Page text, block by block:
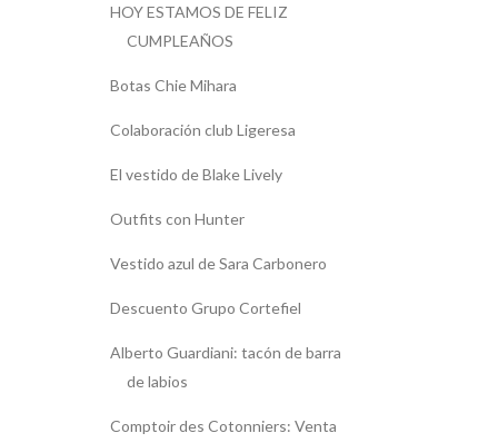
HOY ESTAMOS DE FELIZ
CUMPLEAÑOS
Botas Chie Mihara
Colaboración club Ligeresa
El vestido de Blake Lively
Outfits con Hunter
Vestido azul de Sara Carbonero
Descuento Grupo Cortefiel
Alberto Guardiani: tacón de barra
de labios
Comptoir des Cotonniers: Venta